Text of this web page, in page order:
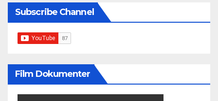
Subscribe Channel
Film Dokumenter